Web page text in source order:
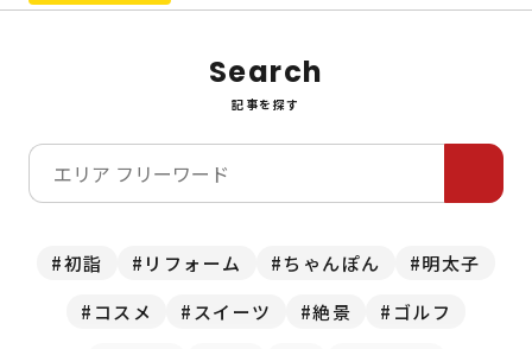
Search
記事を探す
初詣 リフォーム ちゃんぽん
明太子
コスメ
スイーツ 絶景
ゴルフ